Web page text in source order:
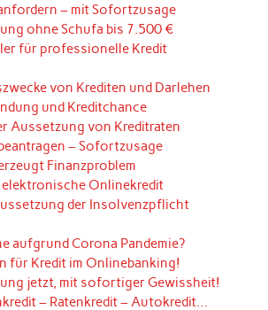
– mit Sofortzusage
ohne Schufa bis 7.500 €
für professionelle Kredit
von Krediten und Darlehen
und Kreditchance
Aussetzung von Kreditraten
– Sofortzusage
Finanzproblem
elektronische Onlinekredit
der Insolvenzpflicht
aufgrund Corona Pandemie?
für Kredit im Onlinebanking!
jetzt, mit sofortiger Gewissheit!
– Ratenkredit – Autokredit…